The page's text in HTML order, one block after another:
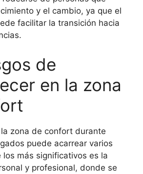
y el cambio, ya que el
facilitar la transición hacia
de
en la zona
zona de confort durante
puede acarrear varios
los más significativos es la
y profesional, donde se